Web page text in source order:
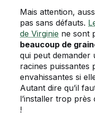
Mais attention,
pas sans défauts.
de Virginie ne sont
beaucoup de
qui peut demander
racines puissantes
envahissantes si
Autant dire qu’il
l’installer trop près
!